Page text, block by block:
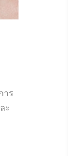
าร
ะ